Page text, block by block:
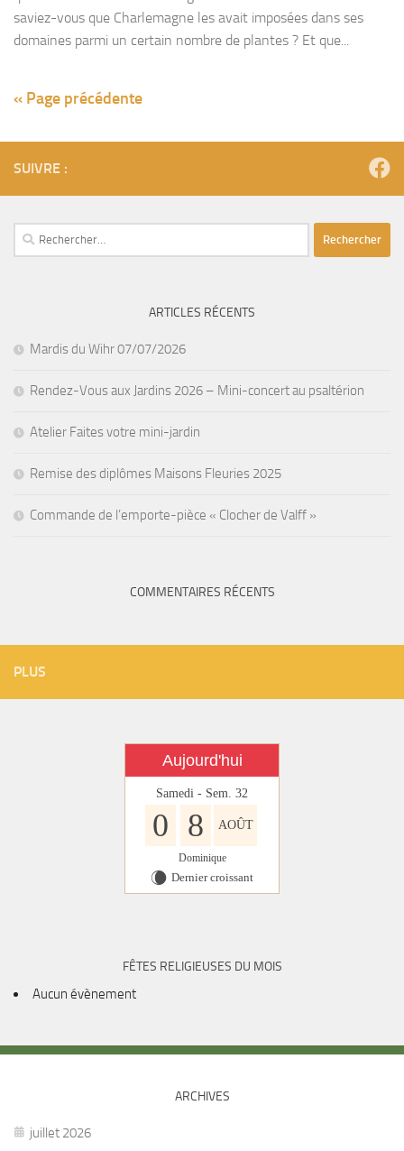
saviez-vous que Charlemagne les avait imposées dans ses
domaines parmi un certain nombre de plantes ? Et que...
« Page précédente
SUIVRE :
Rechercher :
ARTICLES RÉCENTS
Mardis du Wihr 07/07/2026
Rendez-Vous aux Jardins 2026 – Mini-concert au psaltérion
Atelier Faites votre mini-jardin
Remise des diplômes Maisons Fleuries 2025
Commande de l’emporte-pièce « Clocher de Valff »
COMMENTAIRES RÉCENTS
PLUS
Aujourd'hui
Samedi - Sem. 32
0 8 AOÛT
Dominique
W Dernier croissant
FÊTES RELIGIEUSES DU MOIS
Aucun évènement
ARCHIVES
juillet 2026